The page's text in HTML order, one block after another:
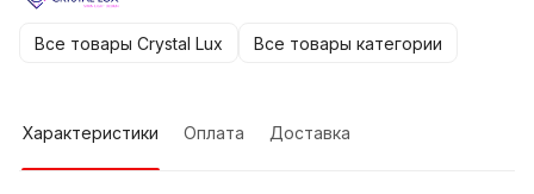
Все товары Crystal Lux Все товары категории
Характеристики Оплата Доставка